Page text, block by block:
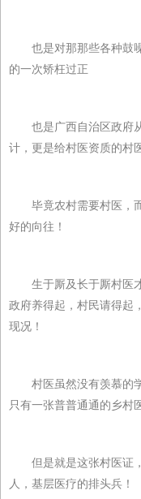
也是对那那些各种鼓
的一次矫枉过正
也是广西自治区政府
计，更是给村医资质的村
毕竟农村需要村医，
好的向往！
生于厮及长于厮村医
政府养得起，村民请得起
现况！
村医虽然没有羡慕的
只有一张普普通通的乡村
但是就是这张村医证
人，基层医疗的排头兵！